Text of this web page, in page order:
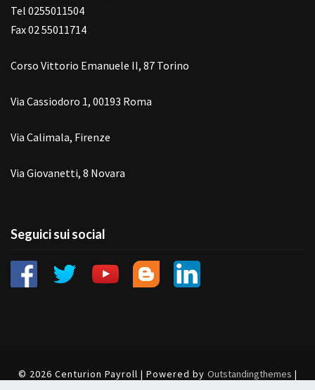
Tel 0255011504
Fax 02 55011714
Corso Vittorio Emanuele II, 87 Torino
Via Cassiodoro 1, 00193 Roma
Via Calimala, Firenze
Via Giovanetti, 8 Novara
Seguici sui social
© 2026 Centurion Payroll | Powered by Outstandingthemes |